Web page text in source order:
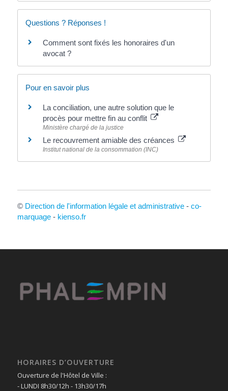
Questions ? Réponses !
Comment sont fixés les honoraires d'un
avocat ?
Pour en savoir plus
La conciliation, une autre solution que le
procès pour mettre fin au conflit
Ministère chargé de la justice
Le recouvrement amiable des créances
Institut national de la consommation (INC)
© Direction de l'information légale et administrative- co-
marquage- kienso.fr
HORAIRES D’OUVERTURE
Ouverture de l'Hôtel de Ville :
- LUNDI 8h30/12h - 13h30/17h